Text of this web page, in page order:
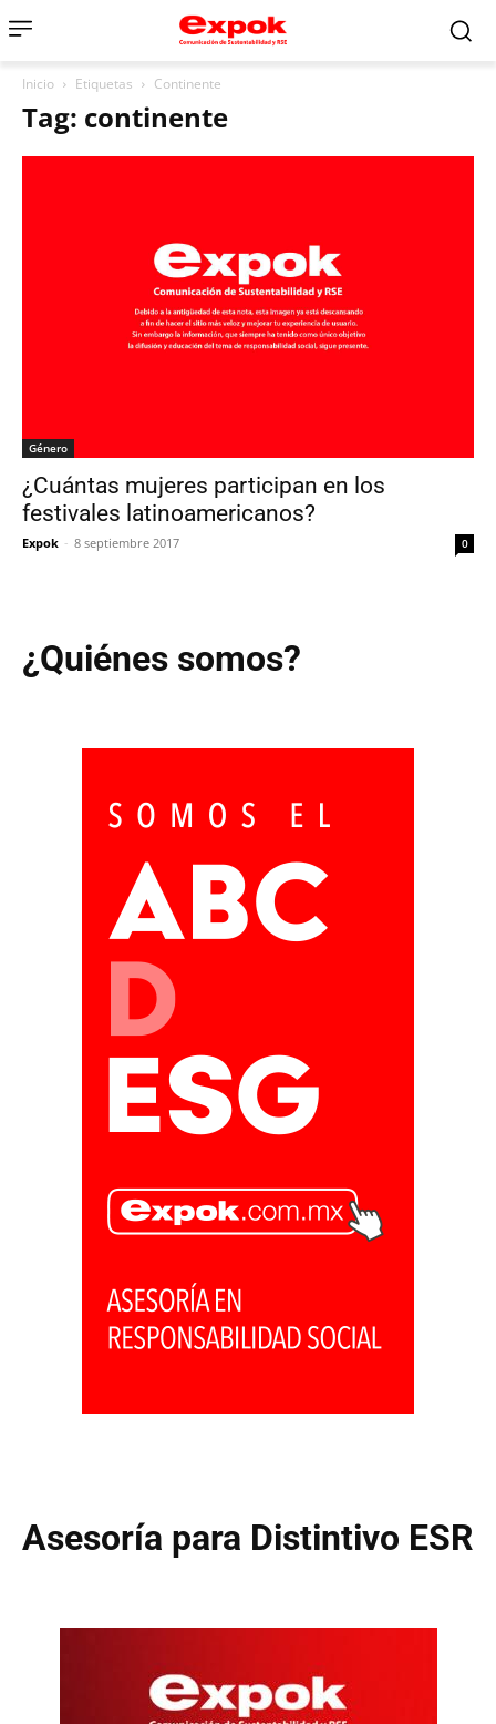
Inicio Etiquetas Continente
Tag: continente
Género
¿Cuántas mujeres participan en los
festivales latinoamericanos?
Expok - 8 septiembre 2017 0
¿Quiénes somos?
Asesoría para Distintivo ESR